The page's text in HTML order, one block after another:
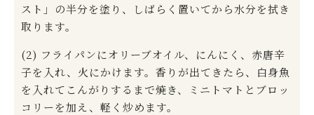
スト」の半分を塗り、しばらく置いてから水分を拭き
取ります。
(2) フライパンにオリーブオイル、にんにく、赤唐辛
子を入れ、火にかけます。香りが出てきたら、白身魚
を入れてこんがりするまで焼き、ミニトマトとブロッ
コリーを加え、軽く炒めます。